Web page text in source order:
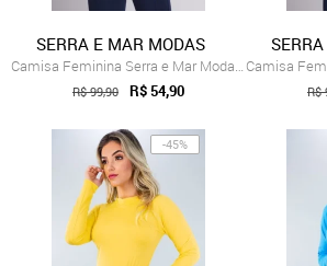
SERRA E MAR MODAS
Camisa Feminina Serra e Mar Modas Térmic...
R$ 99,90 R$ 54,90 R$
-45%